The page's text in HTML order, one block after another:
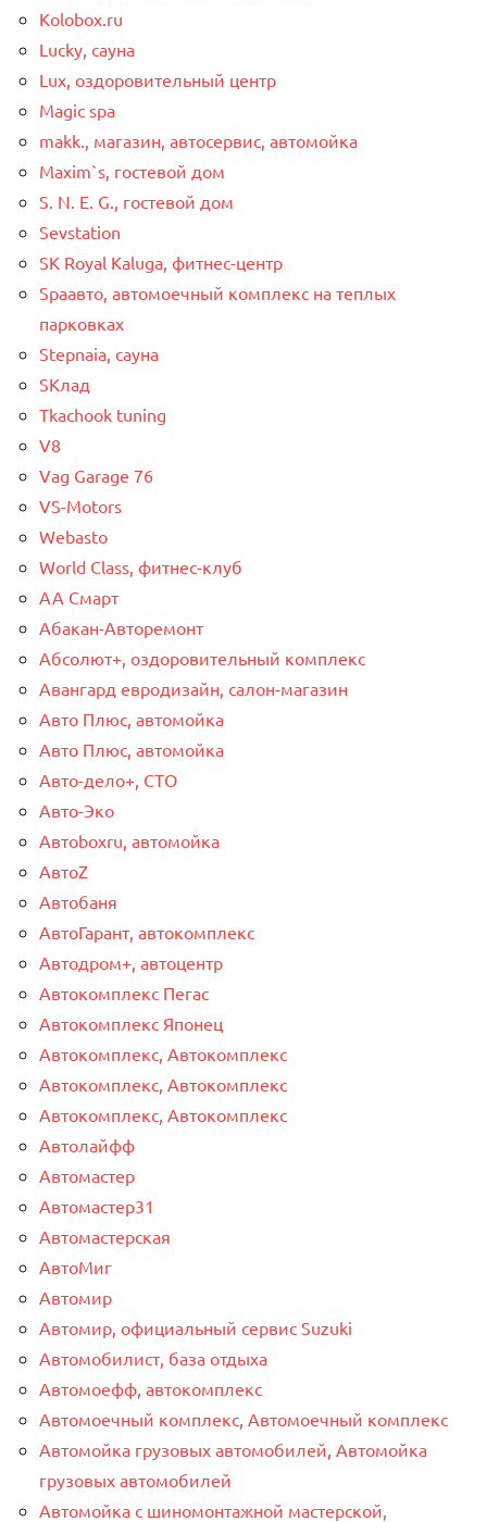
Kolobox.ru
Lucky, сауна
Lux, оздоровительный центр
Magic spa
makk., магазин, автосервис, автомойка
Maxim`s, гостевой дом
S. N. E. G., гостевой дом
Sevstation
SK Royal Kaluga, фитнес-центр
Spaавто, автомоечный комплекс на теплых
парковках
Stepnaia, сауна
SКлад
Tkachook tuning
V8
Vag Garage 76
VS-Motors
Webasto
World Class, фитнес-клуб
АА Смарт
Абакан-Авторемонт
Абсолют+, оздоровительный комплекс
Авангард евродизайн, салон-магазин
Авто Плюс, автомойка
Авто Плюс, автомойка
Авто-дело+, СТО
Авто-Эко
Автоboxru, автомойка
АвтоZ
Автобаня
АвтоГарант, автокомплекс
Автодром+, автоцентр
Автокомплекс Пегас
Автокомплекс Японец
Автокомплекс, Автокомплекс
Автокомплекс, Автокомплекс
Автокомплекс, Автокомплекс
Автолайфф
Автомастер
Автомастер31
Автомастерская
АвтоМиг
Автомир
Автомир, официальный сервис Suzuki
Автомобилист, база отдыха
Автомоефф, автокомплекс
Автомоечный комплекс, Автомоечный комплекс
Автомойка грузовых автомобилей, Автомойка
грузовых автомобилей
Автомойка с шиномонтажной мастерской,